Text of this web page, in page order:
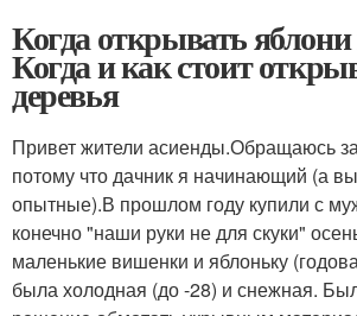
Когда открывать
Когда и как стоит
деревья
Привет жители асиенды.Обращаюсь
потому что дачник я начинающий (а
опытные).В прошлом году купили с
конечно "наши руки не для скуки"
маленькие вишенки и яблоньку
была холодная (до -28) и снежная.